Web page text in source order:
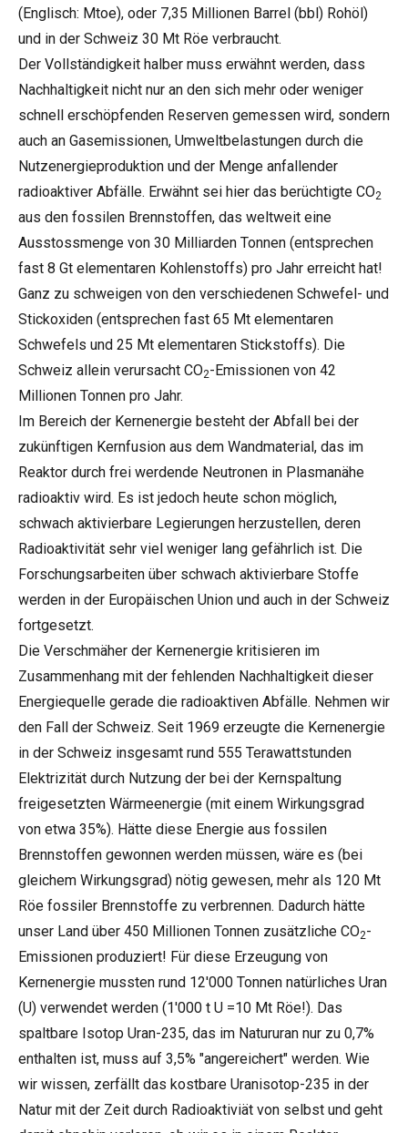
(Englisch: Mtoe), oder 7,35 Millionen Barrel (bbl) Rohöl)
und in der Schweiz 30 Mt Röe verbraucht.
Der Vollständigkeit halber muss erwähnt werden, dass
Nachhaltigkeit nicht nur an den sich mehr oder weniger
schnell erschöpfenden Reserven gemessen wird, sondern
auch an Gasemissionen, Umweltbelastungen durch die
Nutzenergieproduktion und der Menge anfallender
radioaktiver Abfälle. Erwähnt sei hier das berüchtigte CO2
aus den fossilen Brennstoffen, das weltweit eine
Ausstossmenge von 30 Milliarden Tonnen (entsprechen
fast 8 Gt elementaren Kohlenstoffs) pro Jahr erreicht hat!
Ganz zu schweigen von den verschiedenen Schwefel- und
Stickoxiden (entsprechen fast 65 Mt elementaren
Schwefels und 25 Mt elementaren Stickstoffs). Die
Schweiz allein verursacht CO2-Emissionen von 42
Millionen Tonnen pro Jahr.
Im Bereich der Kernenergie besteht der Abfall bei der
zukünftigen Kernfusion aus dem Wandmaterial, das im
Reaktor durch frei werdende Neutronen in Plasmanähe
radioaktiv wird. Es ist jedoch heute schon möglich,
schwach aktivierbare Legierungen herzustellen, deren
Radioaktivität sehr viel weniger lang gefährlich ist. Die
Forschungsarbeiten über schwach aktivierbare Stoffe
werden in der Europäischen Union und auch in der Schweiz
fortgesetzt.
Die Verschmäher der Kernenergie kritisieren im
Zusammenhang mit der fehlenden Nachhaltigkeit dieser
Energiequelle gerade die radioaktiven Abfälle. Nehmen wir
den Fall der Schweiz. Seit 1969 erzeugte die Kernenergie
in der Schweiz insgesamt rund 555 Terawattstunden
Elektrizität durch Nutzung der bei der Kernspaltung
freigesetzten Wärmeenergie (mit einem Wirkungsgrad
von etwa 35%). Hätte diese Energie aus fossilen
Brennstoffen gewonnen werden müssen, wäre es (bei
gleichem Wirkungsgrad) nötig gewesen, mehr als 120 Mt
Röe fossiler Brennstoffe zu verbrennen. Dadurch hätte
unser Land über 450 Millionen Tonnen zusätzliche CO2-
Emissionen produziert! Für diese Erzeugung von
Kernenergie mussten rund 12'000 Tonnen natürliches Uran
(U) verwendet werden (1'000 t U =10 Mt Röe!). Das
spaltbare Isotop Uran-235, das im Natururan nur zu 0,7%
enthalten ist, muss auf 3,5% "angereichert" werden. Wie
wir wissen, zerfällt das kostbare Uranisotop-235 in der
Natur mit der Zeit durch Radioaktiviät von selbst und geht